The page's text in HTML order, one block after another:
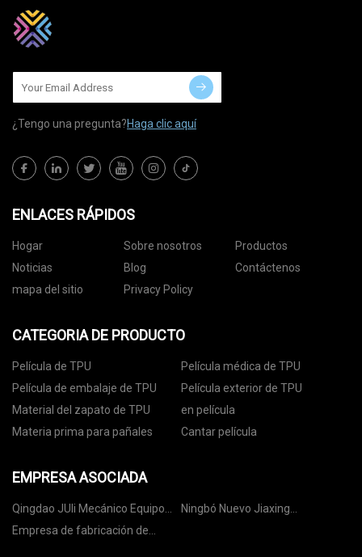
¿Tengo una pregunta?Haga clic aquí
ENLACES RÁPIDOS
Hogar Sobre nosotros
Productos
Noticias
Blog
Contáctenos
mapa del sitio
Privacy Policy
CATEGORIA DE PRODUCTO
Película de TPU
Película médica de TPU
Película de embalaje de TPU
Película exterior de TPU
Material del zapato de TPU
en película
Materia prima para pañales
Cantar película
EMPRESA ASOCIADA
Qingdao JUli Mecánico Equipo
Co., Limitado
Ningbó Nuevo Jiaxing
Empresa de fabricación de